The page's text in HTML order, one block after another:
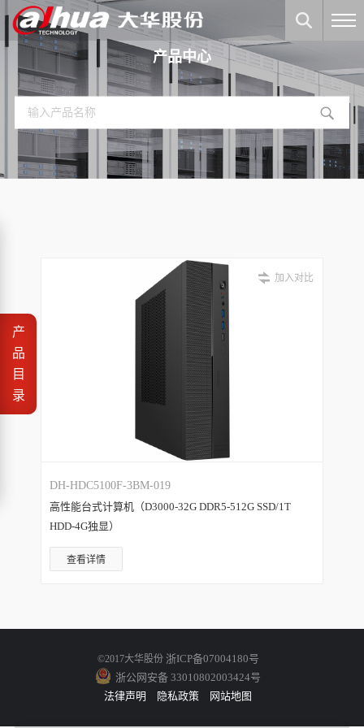
产品中心
产
品
目
录
加入对比
DH-HDC5100F-3BM-019
高性能台式计算机（D3000-32G DDR5-512G SSD/1T
HDD-4G独显）
查看详情
©2017大华股份 浙ICP备07004180号
浙公网安备 33010802003424号
法律声明
隐私政策 网站地图